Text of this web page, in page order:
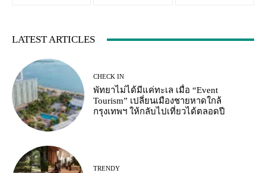
LATEST ARTICLES
CHECK IN
พัทยาไม่ได้มีแค่ทะเล เมื่อ “Event
Tourism” เปลี่ยนเมืองชายหาดใกล้
กรุงเทพฯ ให้กลับไปเที่ยวได้ตลอดปี
TRENDY